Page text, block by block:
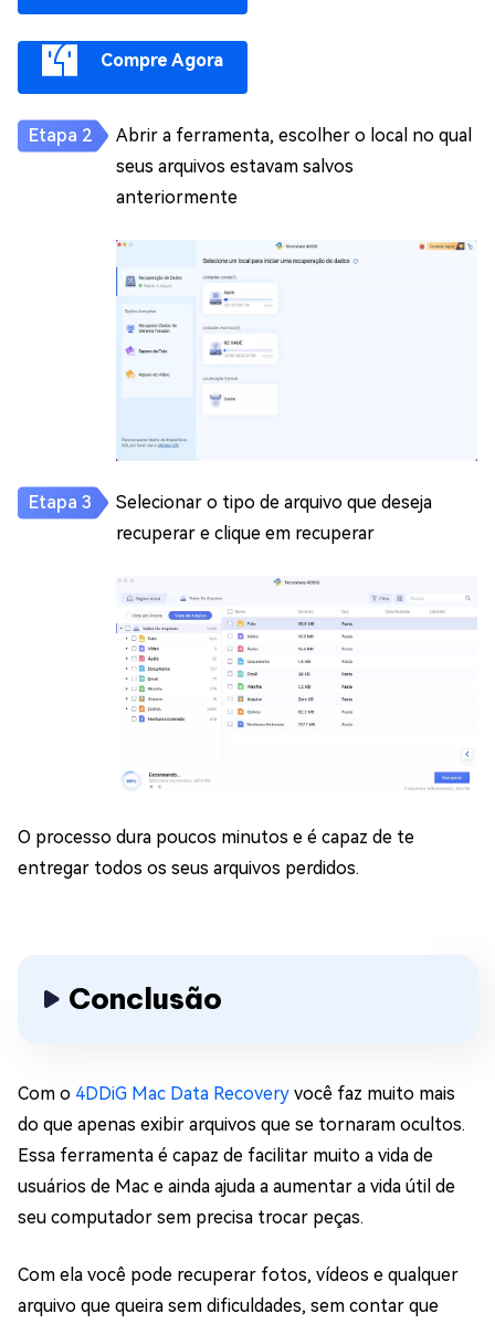
Compre Agora
Abrir a ferramenta, escolher o local no qual
seus arquivos estavam salvos
anteriormente
Selecionar o tipo de arquivo que deseja
recuperar e clique em recuperar
O processo dura poucos minutos e é capaz de te
entregar todos os seus arquivos perdidos.
Conclusão
Com o 4DDiG Mac Data Recovery você faz muito mais
do que apenas exibir arquivos que se tornaram ocultos.
Essa ferramenta é capaz de facilitar muito a vida de
usuários de Mac e ainda ajuda a aumentar a vida útil de
seu computador sem precisa trocar peças.
Com ela você pode recuperar fotos, vídeos e qualquer
arquivo que queira sem dificuldades, sem contar que